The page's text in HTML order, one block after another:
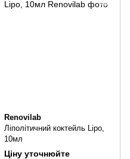
Renovilab
Ліполітичний коктейль Lipo,
10мл
Ціну уточнюйте